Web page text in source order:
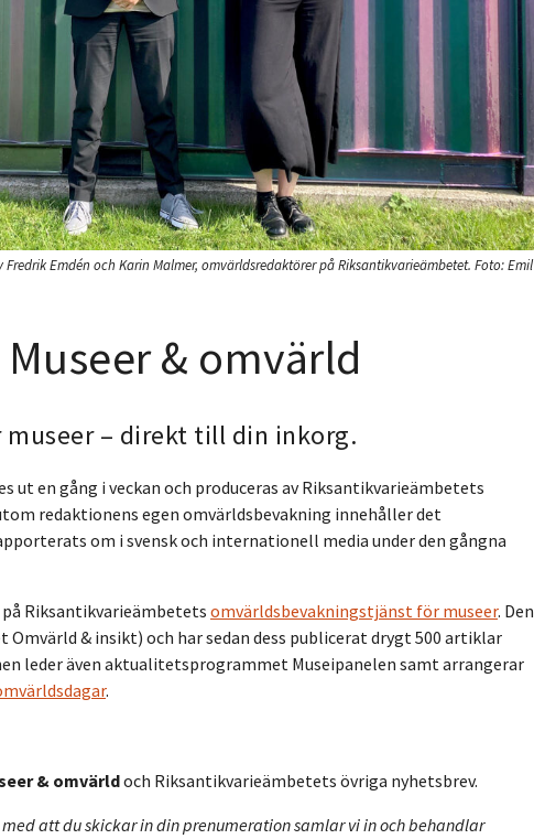
Emdén och Karin Malmer, omvärldsredaktörer på Riksantikvarieämbetet. Foto:Emil
& omvärld
– direkt till din inkorg.
ut en gång i veckan och produceras av Riksantikvarieämbetets
redaktionens egen omvärldsbevakning innehåller det
om i svensk och internationell media under den gångna
Riksantikvarieämbetetsomvärldsbevakningstjänst för museer. Den
Omvärld & insikt) och har sedan dess publicerat drygt 500 artiklar
leder även aktualitetsprogrammet Museipanelen samt arrangerar
.
& omvärldoch Riksantikvarieämbetets övriga nyhetsbrev.
att du skickar in din prenumeration samlar vi in och behandlar